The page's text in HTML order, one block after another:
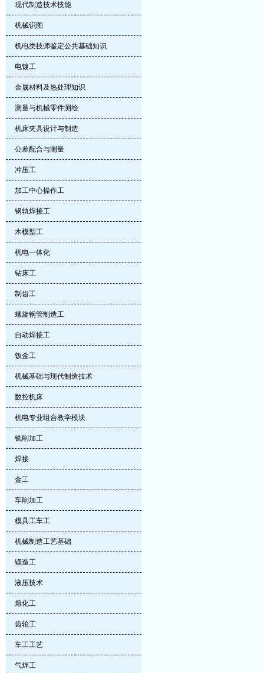
现代制造技术技能
机械识图
机电类技师鉴定公共基础知识
电镀工
金属材料及热处理知识
测量与机械零件测绘
机床夹具设计与制造
公差配合与测量
冲压工
加工中心操作工
钢轨焊接工
木模型工
机电一体化
钻床工
制齿工
螺旋钢管制造工
自动焊接工
钣金工
机械基础与现代制造技术
数控机床
机电专业组合教学模块
铣削加工
焊接
金工
车削加工
模具工车工
机械制造工艺基础
锻造工
液压技术
熔化工
齿轮工
车工工艺
气焊工